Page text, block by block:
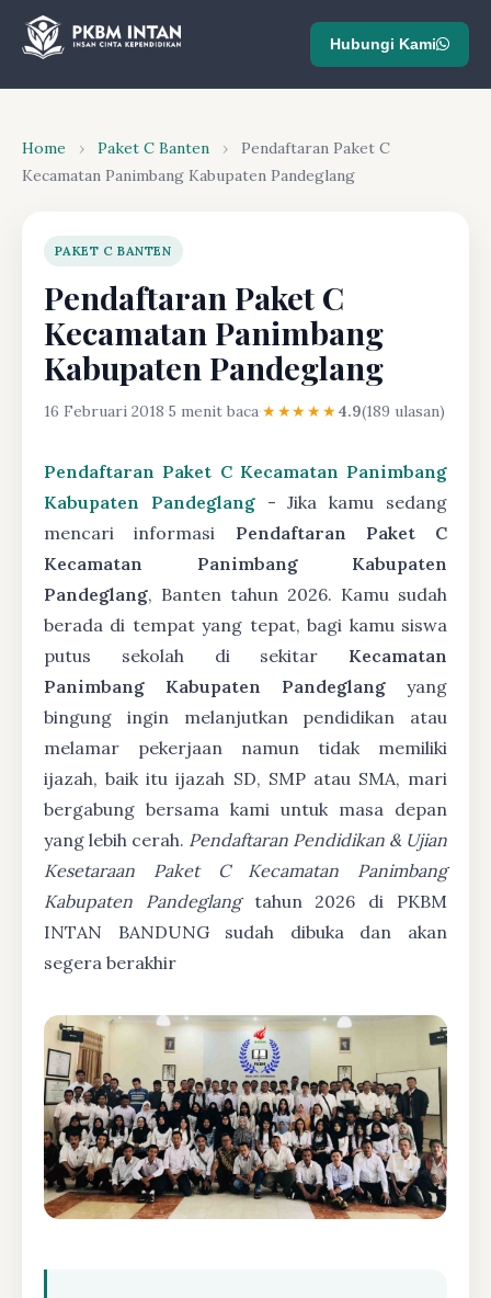
Hubungi Kami
Home › Paket C Banten ›
Pendaftaran Paket C
Kecamatan Panimbang Kabupaten Pandeglang
PAKET C BANTEN
Pendaftaran Paket C
Kecamatan Panimbang
Kabupaten Pandeglang
16 Februari 2018·5 menit baca·★★★★★4.9(189 ulasan)
Pendaftaran Paket C Kecamatan Panimbang
Kabupaten Pandeglang- Jika kamu sedang
mencari informasi Pendaftaran Paket C
Kecamatan Panimbang Kabupaten
Pandeglang, Banten tahun 2026. Kamu sudah
berada di tempat yang tepat, bagi kamu siswa
putus sekolah di sekitar Kecamatan
Panimbang Kabupaten Pandeglang yang
bingung ingin melanjutkan pendidikan atau
melamar pekerjaan namun tidak memiliki
ijazah, baik itu ijazah SD, SMP atau SMA, mari
bergabung bersama kami untuk masa depan
yang lebih cerah. Pendaftaran Pendidikan & Ujian
Kesetaraan Paket C Kecamatan Panimbang
Kabupaten Pandeglangtahun 2026 di PKBM
INTAN BANDUNG sudah dibuka dan akan
segera berakhir